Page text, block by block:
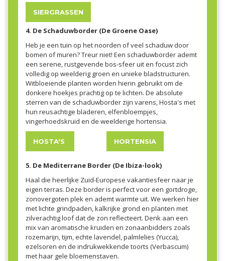
SIERGRASSEN
4. De Schaduwborder (De Groene Oase)
Heb je een tuin op het noorden of veel schaduw door
bomen of muren? Treur niet! Een schaduwborder ademt
een serene, rustgevende bos-sfeer uit en focust zich
volledig op weelderig groen en unieke bladstructuren.
Witbloeiende planten worden hierin gebruikt om de
donkere hoekjes prachtig op te lichten. De absolute
sterren van de schaduwborder zijn varens, Hosta's met
hun reusachtige bladeren, elfenbloempjes,
vingerhoedskruid en de weelderige hortensia.
HOSTA'S HORTENSIA
5. De Mediterrane Border (De Ibiza-look)
Haal die heerlijke Zuid-Europese vakantiesfeer naar je
eigen terras. Deze border is perfect voor een gortdroge,
zonovergoten plek en ademt warmte uit. We werken hier
met lichte grindpaden, kalkrijke grond en planten met
zilverachtig loof dat de zon reflecteert. Denk aan een
mix van aromatische kruiden en zonaanbidders zoals
rozemarijn, tijm, echte lavendel, palmlelies (Yucca),
ezelsoren en de indrukwekkende toorts (Verbascum)
met haar gele bloemenstaven.